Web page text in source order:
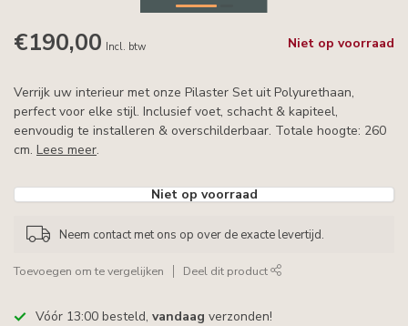
€190,00 Incl. btw Niet op voorraad
Verrijk uw interieur met onze Pilaster Set uit Polyurethaan,
perfect voor elke stijl. Inclusief voet, schacht & kapiteel,
eenvoudig te installeren & overschilderbaar. Totale hoogte: 260
cm. Lees meer.
Niet op voorraad
Neem contact met ons op over de exacte levertijd.
Toevoegen om te vergelijken Deel dit product
Vóór 13:00 besteld, vandaag verzonden!